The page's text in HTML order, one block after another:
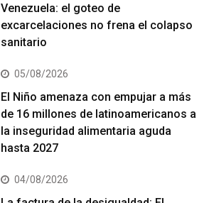
Venezuela: el goteo de
excarcelaciones no frena el colapso
sanitario
05/08/2026
El Niño amenaza con empujar a más
de 16 millones de latinoamericanos a
la inseguridad alimentaria aguda
hasta 2027
04/08/2026